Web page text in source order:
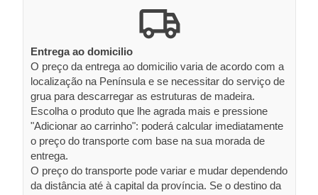
Entrega ao domicilio
O preço da entrega ao domicilio varia de acordo com a
localização na Península e se necessitar do serviço de
grua para descarregar as estruturas de madeira.
Escolha o produto que lhe agrada mais e pressione
"Adicionar ao carrinho": poderá calcular imediatamente
o preço do transporte com base na sua morada de
entrega.
O preço do transporte pode variar e mudar dependendo
da distância até à capital da província. Se o destino da